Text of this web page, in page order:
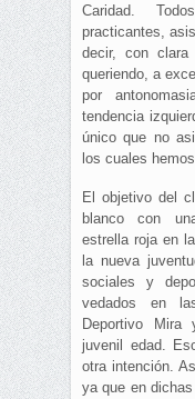
Caridad.
practicantes,
decir, con clara
queriendo, a
por
tendencia
único que no
los cuales
El objetivo del
blanco con
estrella roja en
la nueva
sociales y
vedados en
Deportivo Mira
juvenil edad.
otra intención.
ya que en